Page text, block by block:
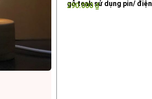
gỗ teak sử dụng pin/ điện
290.000₫